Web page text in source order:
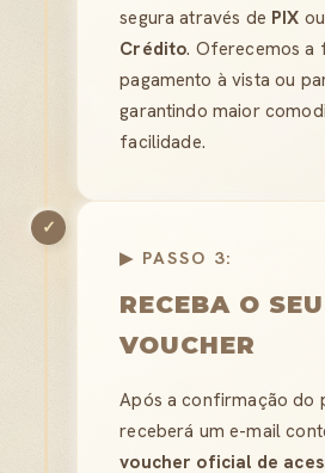
segura através de PIX
Crédito. Oferecemos a
pagamento à vista ou
garantindo maior
facilidade.
✓
▶ PASSO 3:
RECEBA O SEU
VOUCHER
Após a confirmação do
receberá um e-mail
voucher oficial de